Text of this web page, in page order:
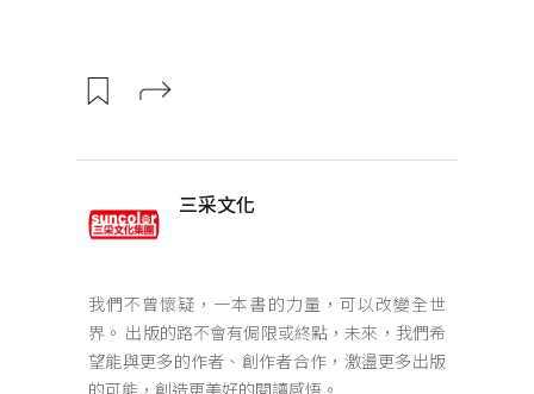
三采文化
我們不曾懷疑，一本書的力量，可以改變全世
界。 出版的路不會有侷限或終點，未來，我們希
望能與更多的作者、創作者合作，激盪更多出版
的可能，創造更美好的閱讀感悟。